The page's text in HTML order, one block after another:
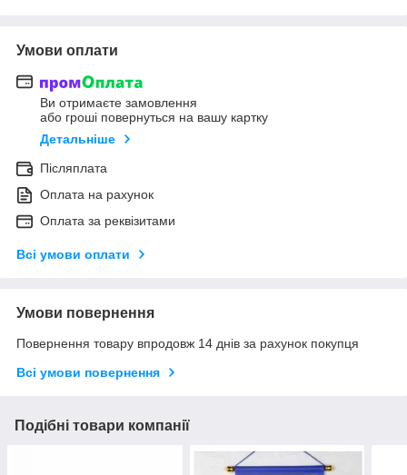
Умови оплати
Ви отримаєте замовлення
або гроші повернуться на вашу картку
Детальніше
Післяплата
Оплата на рахунок
Оплата за реквізитами
Всі умови оплати
Умови повернення
Повернення товару впродовж 14 днів за рахунок покупця
Всі умови повернення
Подібні товари компанії